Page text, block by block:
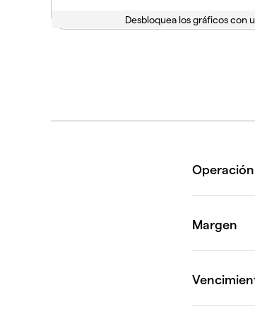
Desbloquea los gráficos con